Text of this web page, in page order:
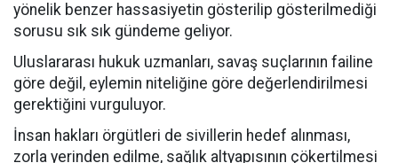
yönelik benzer hassasiyetin gösterilip gösterilmediği
sorusu sık sık gündeme geliyor.
Uluslararası hukuk uzmanları, savaş suçlarının failine
göre değil, eylemin niteliğine göre değerlendirilmesi
gerektiğini vurguluyor.
İnsan hakları örgütleri de sivillerin hedef alınması,
zorla yerinden edilme, sağlık altyapısının çökertilmesi